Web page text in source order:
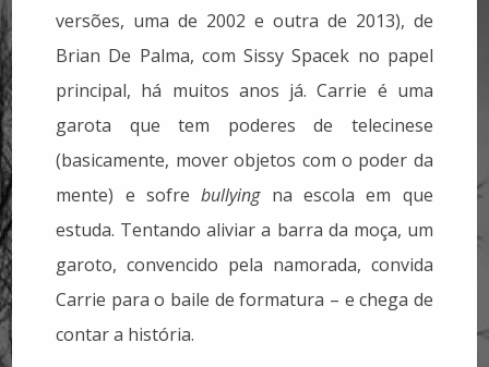
versões, uma de 2002 e outra de 2013), de
Brian De Palma, com Sissy Spacek no papel
principal, há muitos anos já. Carrie é uma
garota que tem poderes de telecinese
(basicamente, mover objetos com o poder da
mente) e sofrebullying na escola em que
estuda. Tentando aliviar a barra da moça, um
garoto, convencido pela namorada, convida
Carrie para o baile de formatura – e chega de
contar a história.